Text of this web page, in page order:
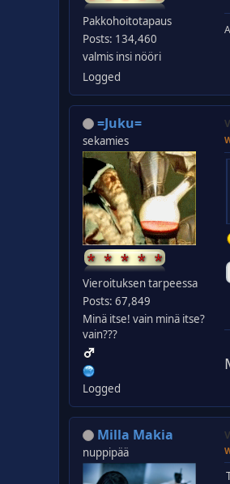
Pakkohoitotapaus
Posts: 134,460
valmis insi nööri
Logged
=Juku=
sekamies
Vieroituksen tarpeessa
Posts: 67,849
Minä itse! vain minä itse?
vain???
Logged
Milla Makia
nuppipää